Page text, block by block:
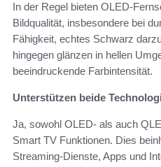
In der Regel bieten OLED-
Bildqualität, insbesondere bei
Fähigkeit, echtes Schwarz
hingegen glänzen in hellen
beeindruckende Farbintensität.
Unterstützen beide
Ja, sowohl OLED- als auch
Smart TV Funktionen. Dies
Streaming-Dienste, Apps und